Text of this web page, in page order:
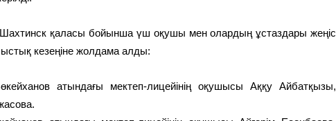
қаласы бойынша үш оқушы мен олардың ұстаздары жеңіс
кезеңіне жолдама алды:
атындағы мектеп-лицейінің оқушысы Аққу Айбатқызы,